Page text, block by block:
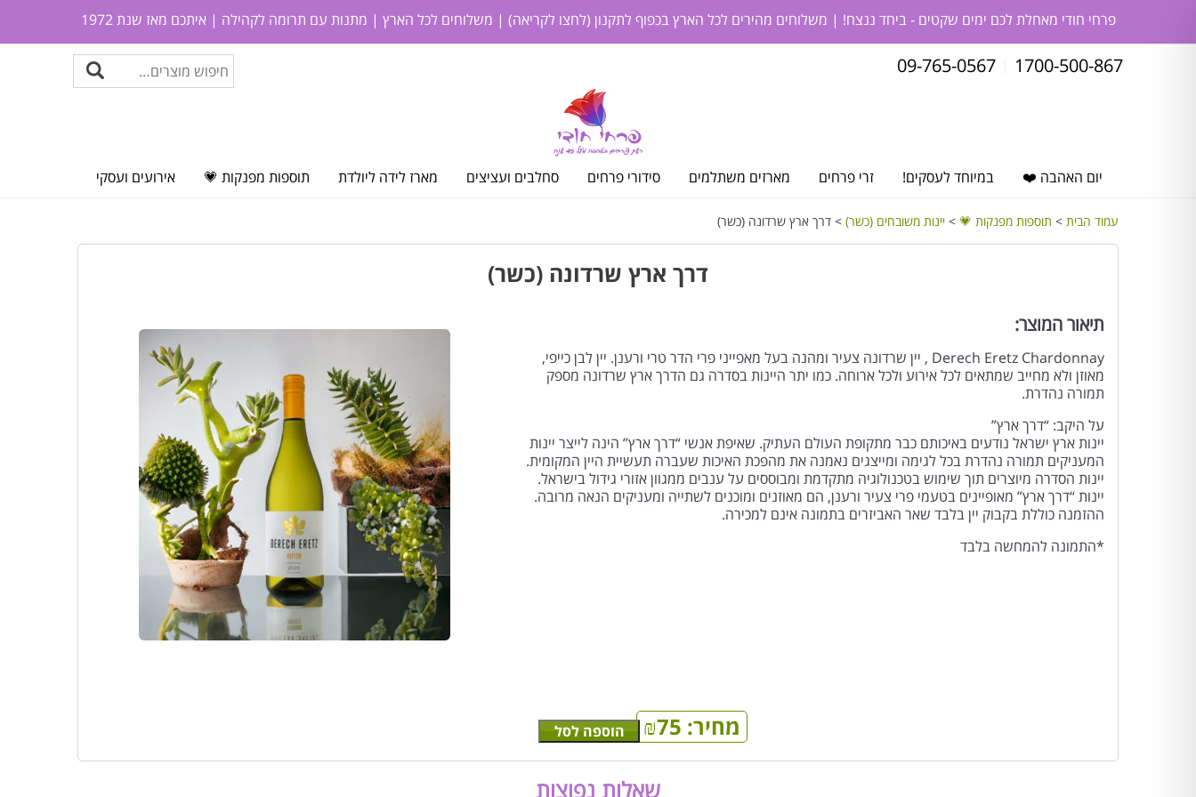
פרחי חודי מאחלת לכם ימים שקטים - ביחד ננצח! | משלוחים מהירים לכל הארץ בכפוף לתקנון (לחצו לקריאה) | משלוחים לכל הארץ | מתנות עם תרומה לקהילה | איתכם מאז שנת 1972
1700-500-867
09-765-0567
יום האהבה ❤️ במיוחד לעסקים! זרי פרחים מארזים משתלמים סידורי פרחים סחלבים ועציצים מארז לידה ליולדת תוספות מפנקות 💗 אירועים ועסקי
עמוד הבית > תוספות מפנקות 💗 > יינות משובחים (כשר) > דרך ארץ שרדונה (כשר)
דרך ארץ שרדונה (כשר)
תיאור המוצר:
Derech Eretz Chardonnay , יין שרדונה צעיר ומהנה בעל מאפייני פרי הדר טרי ורענן. יין לבן כייפי,
מאוזן ולא מחייב שמתאים לכל אירוע ולכל ארוחה. כמו יתר היינות בסדרה גם הדרך ארץ שרדונה מספק
תמורה נהדרת.
על היקב: “דרך ארץ”
יינות ארץ ישראל נודעים באיכותם כבר מתקופת העולם העתיק. שאיפת אנשי “דרך ארץ” הינה לייצר יינות
המעניקים תמורה נהדרת בכל לגימה ומייצגים נאמנה את מהפכת האיכות שעברה תעשיית היין המקומית.
יינות הסדרה מיוצרים תוך שימוש בטכנולוגיה מתקדמת ומבוססים על ענבים ממגוון אזורי גידול בישראל.
יינות “דרך ארץ” מאופיינים בטעמי פרי צעיר ורענן, הם מאוזנים ומוכנים לשתייה ומעניקים הנאה מרובה.
ההזמנה כוללת בקבוק יין בלבד שאר האביזרים בתמונה אינם למכירה.
*התמונה להמחשה בלבד
מחיר: ₪75 הוספה לסל
שאלות נפוצות